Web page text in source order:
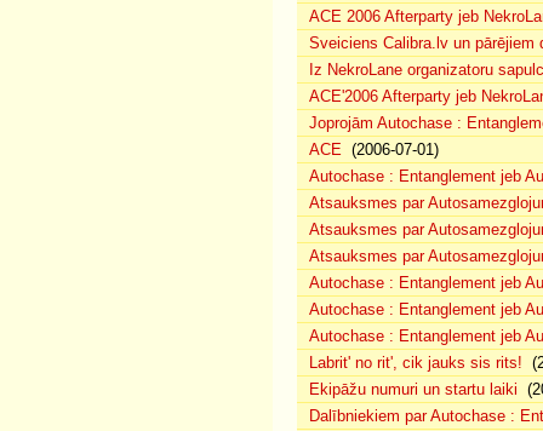
ACE 2006 Afterparty jeb
Sveiciens Calibra.lv un pārējiem
Iz NekroLane organizatoru
ACE'2006 Afterparty jeb
Joprojām Autochase :
ACE (2006-07-01)
Autochase : Entanglement jeb
Atsauksmes par
Atsauksmes par
Atsauksmes par
Autochase : Entanglement jeb
Autochase : Entanglement jeb
Autochase : Entanglement jeb
Labrit' no rit', cik jauks sis rits!
Ekipāžu numuri un startu laiki
Dalībniekiem par Autochase :